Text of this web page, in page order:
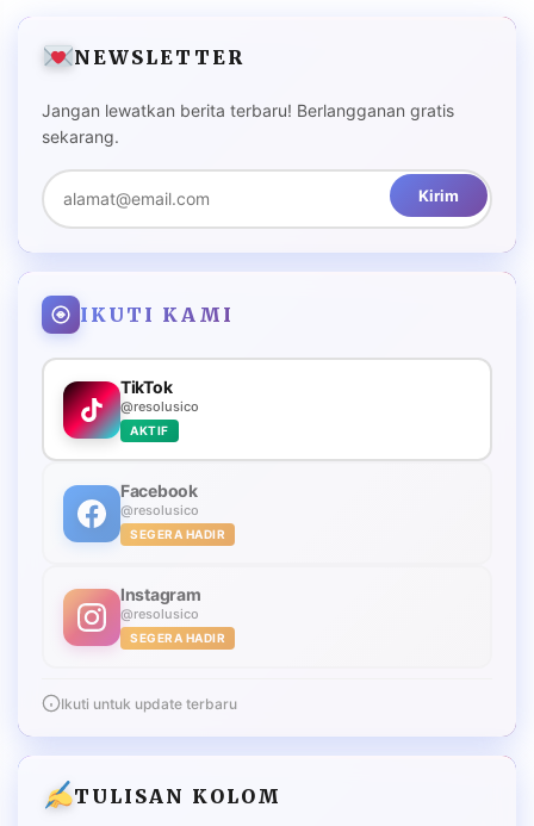
NEWSLETTER
Jangan lewatkan berita terbaru! Berlangganan gratis
sekarang.
Kirim
IKUTI KAMI
TikTok
@resolusico
AKTIF
Facebook
@resolusico
SEGERA HADIR
Instagram
@resolusico
SEGERA HADIR
Ikuti untuk update terbaru
TULISAN KOLOM